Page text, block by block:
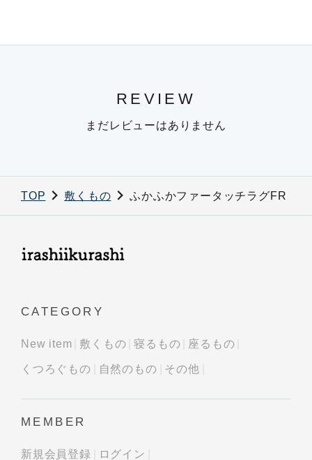
REVIEW
まだレビューはありません
TOP 敷くもの ふかふかファータッチラグFR
CATEGORY
New item 敷くもの 寝るもの 座るもの
くつろぐもの 自然のもの その他
MEMBER
新規会員登録 ログイン